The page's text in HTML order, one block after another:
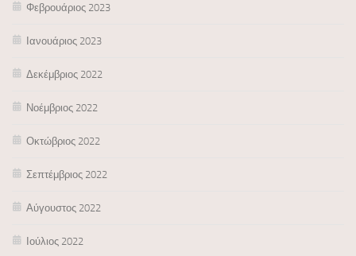
Φεβρουάριος 2023
Ιανουάριος 2023
Δεκέμβριος 2022
Νοέμβριος 2022
Οκτώβριος 2022
Σεπτέμβριος 2022
Αύγουστος 2022
Ιούλιος 2022